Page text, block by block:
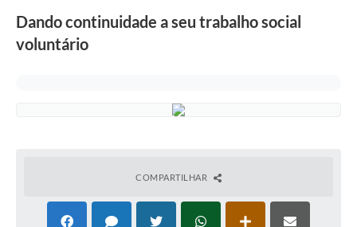
Dando continuidade a seu trabalho social
voluntário
COMPARTILHAR